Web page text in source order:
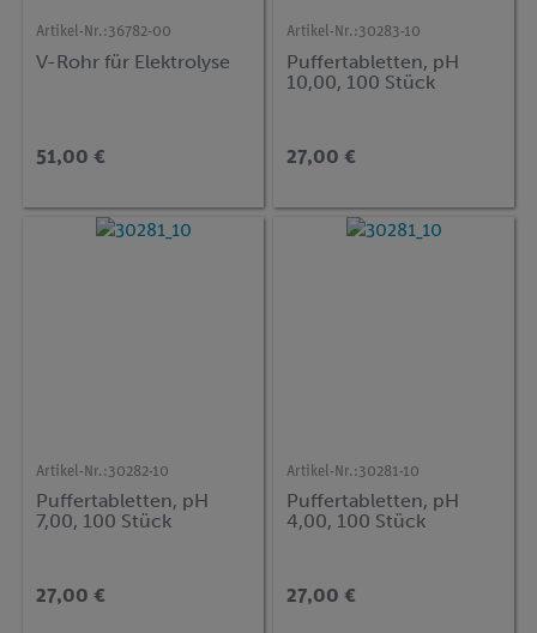
Artikel-Nr.:36782-00
V-Rohr für Elektrolyse
51,00 €
Artikel-Nr.:30283-10
Puffertabletten, pH
10,00, 100 Stück
27,00 €
Artikel-Nr.:30282-10
Puffertabletten, pH
7,00, 100 Stück
27,00 €
Artikel-Nr.:30281-10
Puffertabletten, pH
4,00, 100 Stück
27,00 €